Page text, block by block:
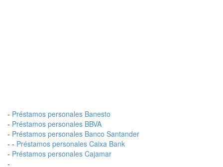
- Préstamos personales Banesto
- Préstamos personales BBVA
- Préstamos personales Banco Santander
- - Préstamos personales Caixa Bank
- Préstamos personales Cajamar
-